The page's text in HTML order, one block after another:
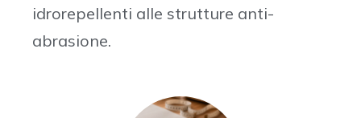
idrorepellenti alle strutture anti-
abrasione.